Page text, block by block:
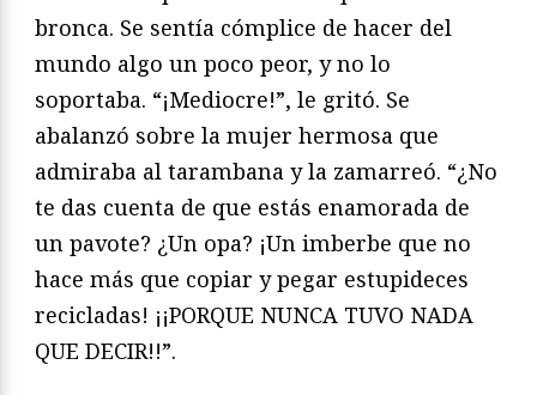
bronca. Se sentía cómplice de hacer del
mundo algo un poco peor, y no lo
soportaba. “¡Mediocre!”, le gritó. Se
abalanzó sobre la mujer hermosa que
admiraba al tarambana y la zamarreó. “¿No
te das cuenta de que estás enamorada de
un pavote? ¿Un opa? ¡Un imberbe que no
hace más que copiar y pegar estupideces
recicladas! ¡¡PORQUE NUNCA TUVO NADA
QUE DECIR!!”.